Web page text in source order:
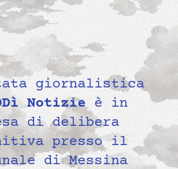
giornalistica
Notizieè in
di delibera
presso il
di Messina